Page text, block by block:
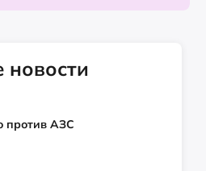
новости
против АЗС